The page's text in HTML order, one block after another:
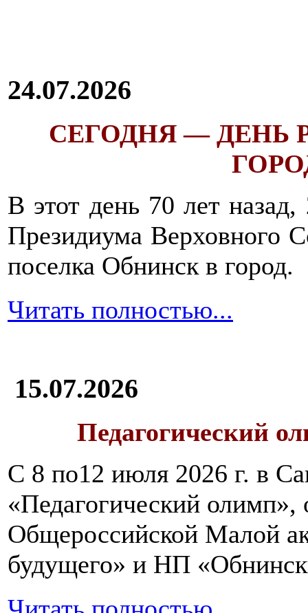
24.07.2026
СЕГОДНЯ — ДЕНЬ
В этот день 70 лет
Президиума Верховного
поселка Обнинск в город.
Читать полностью...
15.07.2026
Педагогический
С 8 по12 июля 2026 г. в
«Педагогический олимп»,
Общероссийской Малой
будущего» и НП